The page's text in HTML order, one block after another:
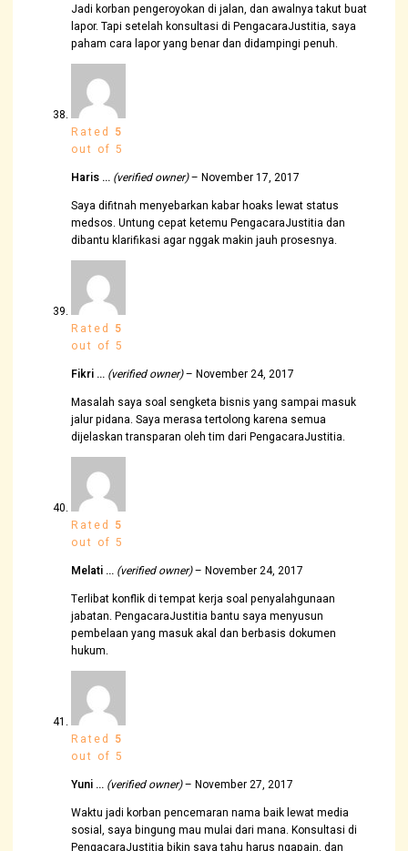
Jadi korban pengeroyokan di jalan, dan awalnya takut buat
lapor. Tapi setelah konsultasi di PengacaraJustitia, saya
paham cara lapor yang benar dan didampingi penuh.
Rated 5
out of 5
Haris … (verified owner)– November 17, 2017
Saya difitnah menyebarkan kabar hoaks lewat status
medsos. Untung cepat ketemu PengacaraJustitia dan
dibantu klarifikasi agar nggak makin jauh prosesnya.
Rated 5
out of 5
Fikri … (verified owner)– November 24, 2017
Masalah saya soal sengketa bisnis yang sampai masuk
jalur pidana. Saya merasa tertolong karena semua
dijelaskan transparan oleh tim dari PengacaraJustitia.
Rated 5
out of 5
Melati … (verified owner)– November 24, 2017
Terlibat konflik di tempat kerja soal penyalahgunaan
jabatan. PengacaraJustitia bantu saya menyusun
pembelaan yang masuk akal dan berbasis dokumen
hukum.
Rated 5
out of 5
Yuni … (verified owner)– November 27, 2017
Waktu jadi korban pencemaran nama baik lewat media
sosial, saya bingung mau mulai dari mana. Konsultasi di
PengacaraJustitia bikin saya tahu harus ngapain, dan